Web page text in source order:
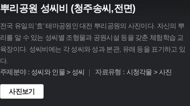
뿌리공원 성씨비 (청주송씨,전면)
전국 유일의 '효' 테마공원인 대전 뿌리공원의 사진이다. 자신의 뿌
리를 알 수 있는 성씨별 조형물과 공원시설 등을 갖춘 체험학습 교
육장이다. 성씨비에는 각 성씨와 성과 본관, 유래 등을 표기하고 있
다.
주제분야 :성씨와 인물 > 성씨 자료유형 : 시청각물 > 사진
사진보기